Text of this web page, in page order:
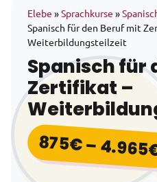
Elebe »Sprachkurse »
Spanisch für den Beruf mit
Weiterbildungsteilzeit
Spanisch für
Zertifikat –
875€–4.965